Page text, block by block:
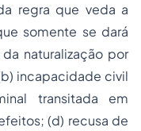
regra que veda a
somente se dará
naturalização por
incapacidade civil
transitada em
(d) recusa de